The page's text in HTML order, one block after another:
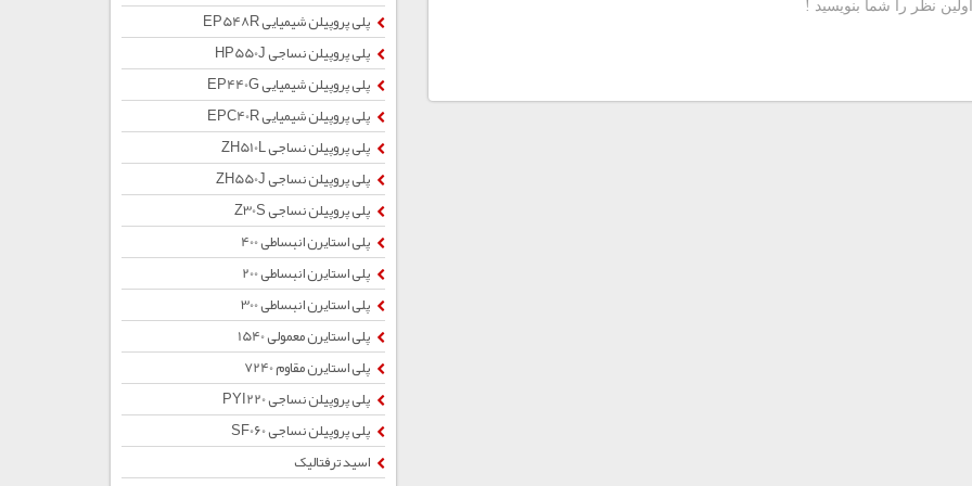
پلی پروپیلن شیمیایی EP548R
پلی پروپیلن نساجی HP550J
پلی پروپیلن شیمیایی EP440G
پلی پروپیلن شیمیایی EPC40R
پلی پروپیلن نساجی ZH510L
پلی پروپیلن نساجی ZH550J
پلی پروپیلن نساجی Z30S
پلی استایرن انبساطی 400
پلی استایرن انبساطی 200
پلی استایرن انبساطی 300
پلی استایرن معمولی 1540
پلی استایرن مقاوم 7240
پلی پروپیلن نساجی PYI220
پلی پروپیلن نساجی SF060
اسید ترفتالیک